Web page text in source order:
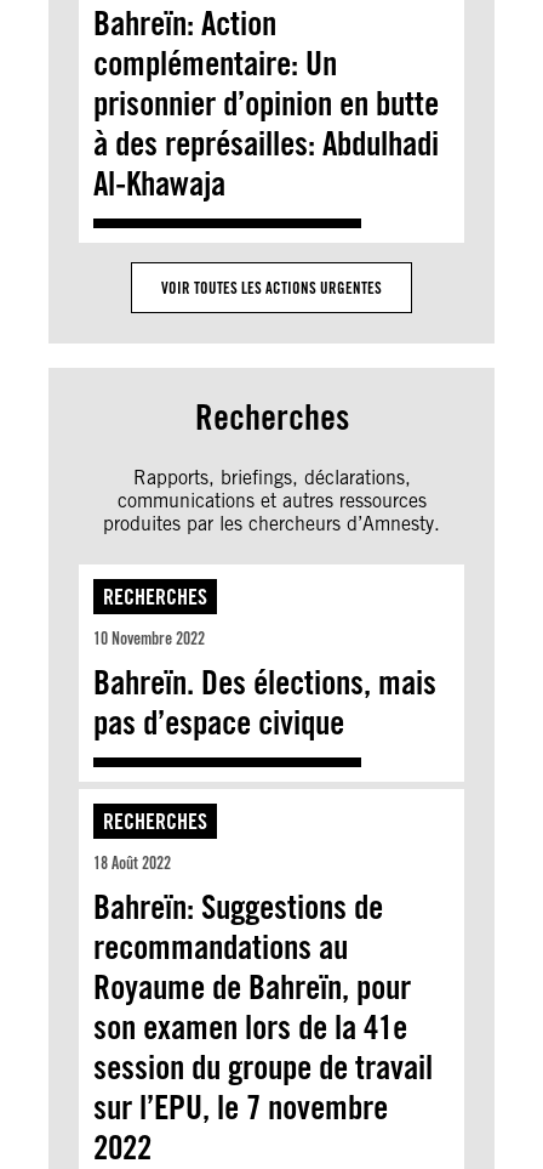
Bahreïn: Action
complémentaire: Un
prisonnier d’opinion en butte
à des représailles: Abdulhadi
Al-Khawaja
VOIR TOUTES LES ACTIONS URGENTES
Recherches
Rapports, briefings, déclarations,
communications et autres ressources
produites par les chercheurs d’Amnesty.
RECHERCHES
10 Novembre 2022
Bahreïn. Des élections, mais
pas d’espace civique
RECHERCHES
18 Août 2022
Bahreïn: Suggestions de
recommandations au
Royaume de Bahreïn, pour
son examen lors de la 41e
session du groupe de travail
sur l’EPU, le 7 novembre
2022